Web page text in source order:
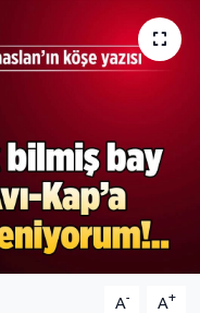
A- A+